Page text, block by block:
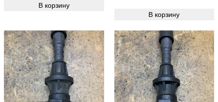
В корзину
В корзину